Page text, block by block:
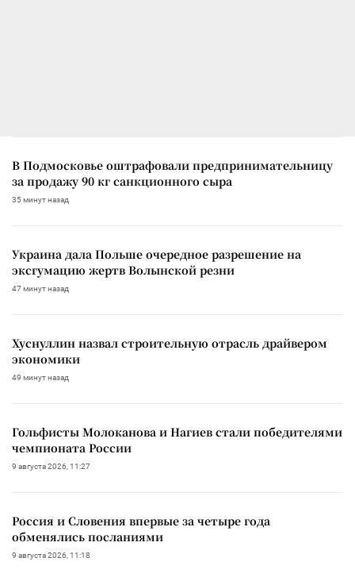
В Подмосковье оштрафовали предпринимательницу
за продажу 90 кг санкционного сыра
35 минут назад
Украина дала Польше очередное разрешение на
эксгумацию жертв Волынской резни
47 минут назад
Хуснуллин назвал строительную отрасль драйвером
экономики
49 минут назад
Гольфисты Молоканова и Нагиев стали победителями
чемпионата России
9 августа 2026, 11:27
Россия и Словения впервые за четыре года
обменялись посланиями
9 августа 2026, 11:18